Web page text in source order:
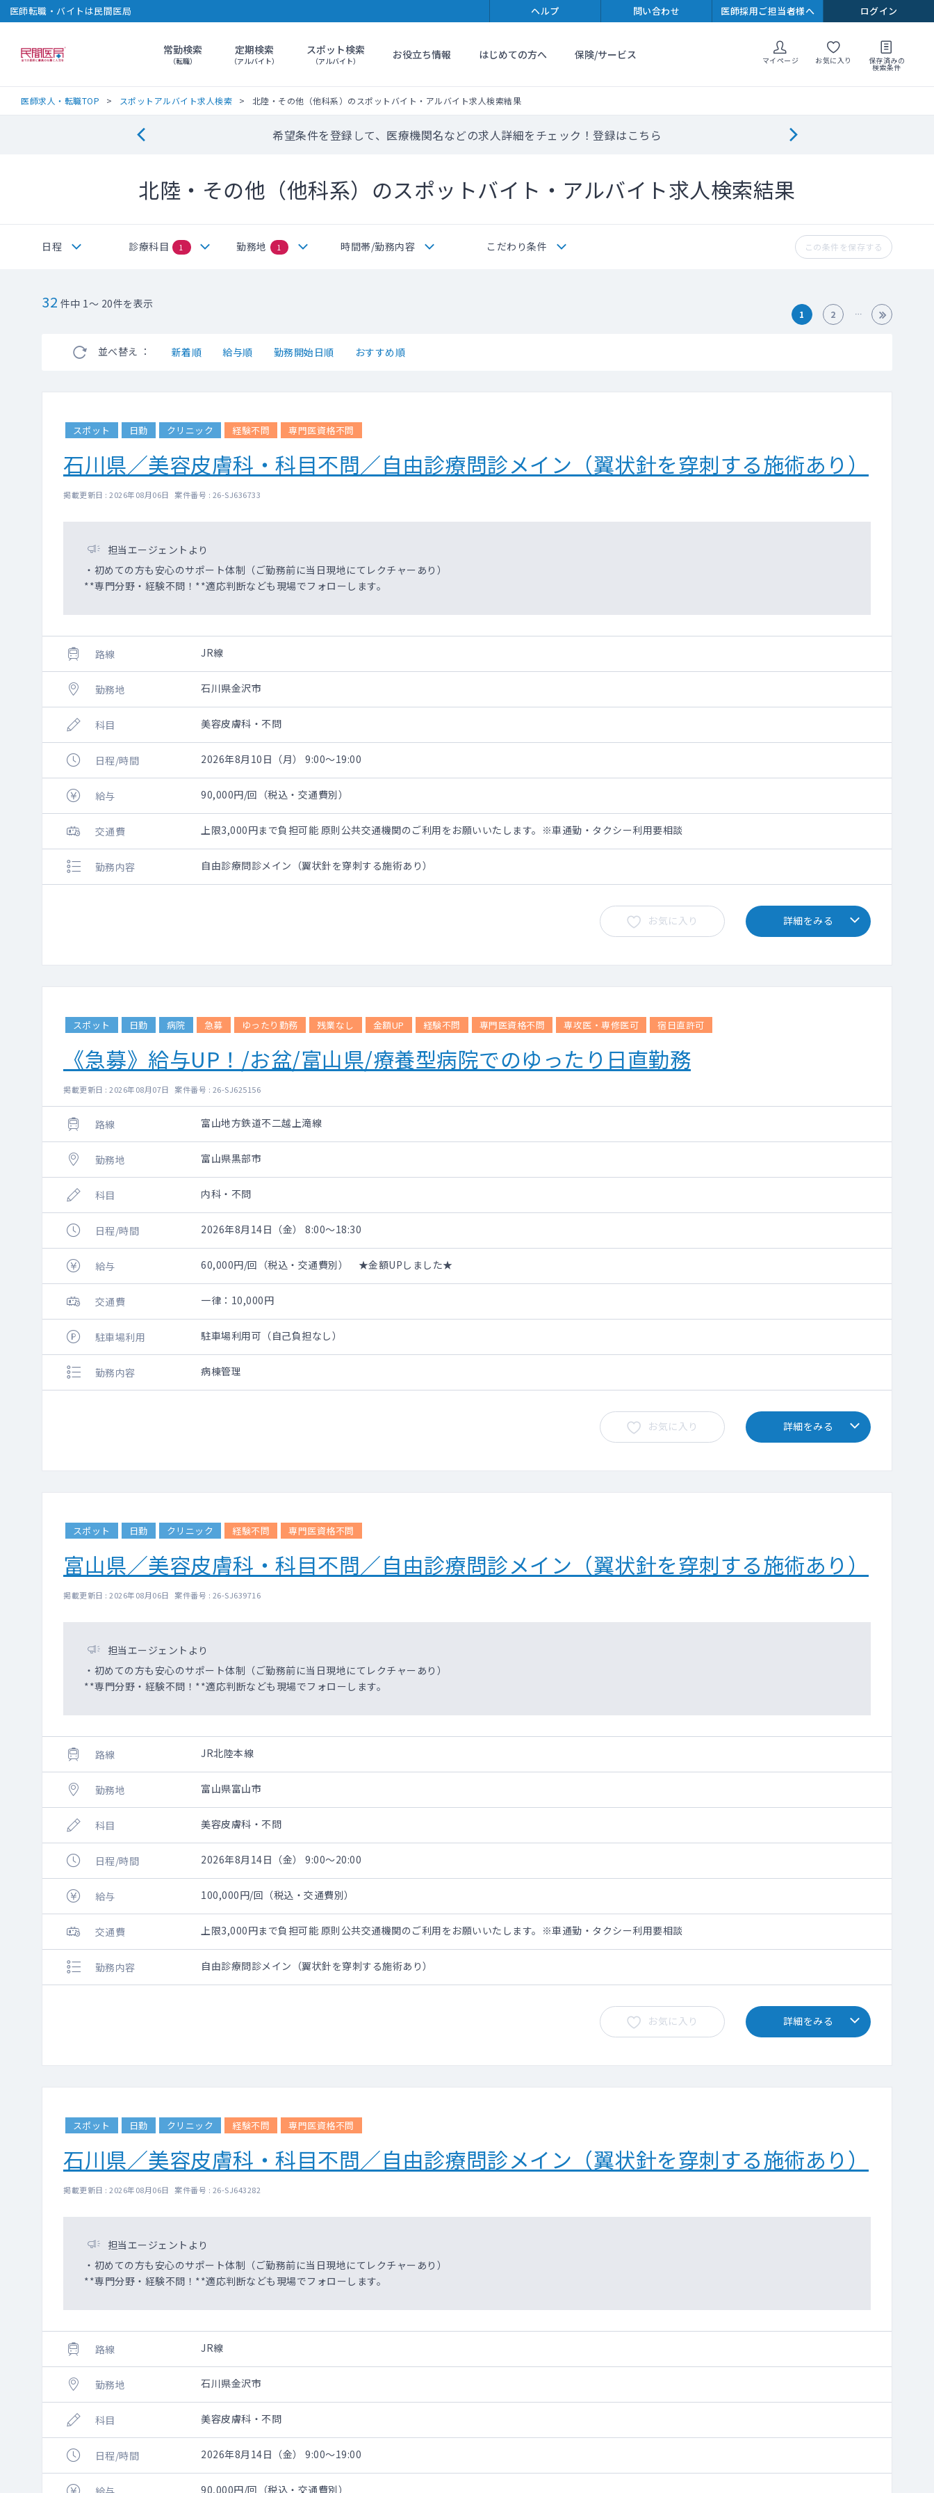
医師転職・バイトは民間医局 ヘルプ 問い合わせ 医師採用ご担当者様へ ログイン
民間医局常勤検索
（転職）
定期検索
（アルバイト）
スポット検索
（アルバイト） お役立ち情報 はじめての方へ 保険/サービス マイページ お気に入り 保存済みの
検索条件
医師求人・転職TOP スポットアルバイト求人検索 北陸・その他（他科系）のスポットバイト・アルバイト求人検索結果
希望条件を登録して、医療機関名などの求人詳細をチェック！登録はこちら
北陸・その他（他科系）のスポットバイト・アルバイト求人検索結果
日程 診療科目 1 勤務地 1 時間帯/勤務内容 こだわり条件 この条件を保存する
32 件中 1～ 20件を表示
並べ替え ： 新着順 給与順 勤務開始日順 おすすめ順
1 2
スポット 日勤 クリニック 経験不問 専門医資格不問
石川県／美容皮膚科・科目不問／自由診療問診メイン（翼状針を穿刺する施術あり）
掲載更新日 : 2026年08月06日 案件番号 : 26-SJ636733
担当エージェントより
・初めての方も安心のサポート体制（ご勤務前に当日現地にてレクチャーあり）
**専門分野・経験不問！**適応判断なども現場でフォローします。
路線 JR線
勤務地 石川県金沢市
科目 美容皮膚科・不問
日程/時間 2026年8月10日（月） 9:00～19:00
給与 90,000円/回（税込・交通費別）
交通費 上限3,000円まで負担可能 原則公共交通機関のご利用をお願いいたします。※車通勤・タクシー利用要相談
勤務内容 自由診療問診メイン（翼状針を穿刺する施術あり）
お気に入り 詳細をみる
スポット 日勤 病院 急募 ゆったり勤務 残業なし 金額UP 経験不問 専門医資格不問 専攻医・専修医可 宿日直許可
《急募》給与UP！/お盆/富山県/療養型病院でのゆったり日直勤務
掲載更新日 : 2026年08月07日 案件番号 : 26-SJ625156
路線 富山地方鉄道不二越上滝線
勤務地 富山県黒部市
科目 内科・不問
日程/時間 2026年8月14日（金） 8:00～18:30
給与 60,000円/回（税込・交通費別） ★金額UPしました★
交通費 一律：10,000円
駐車場利用 駐車場利用可（自己負担なし）
勤務内容 病棟管理
お気に入り 詳細をみる
スポット 日勤 クリニック 経験不問 専門医資格不問
富山県／美容皮膚科・科目不問／自由診療問診メイン（翼状針を穿刺する施術あり）
掲載更新日 : 2026年08月06日 案件番号 : 26-SJ639716
担当エージェントより
・初めての方も安心のサポート体制（ご勤務前に当日現地にてレクチャーあり）
**専門分野・経験不問！**適応判断なども現場でフォローします。
路線 JR北陸本線
勤務地 富山県富山市
科目 美容皮膚科・不問
日程/時間 2026年8月14日（金） 9:00～20:00
給与 100,000円/回（税込・交通費別）
交通費 上限3,000円まで負担可能 原則公共交通機関のご利用をお願いいたします。※車通勤・タクシー利用要相談
勤務内容 自由診療問診メイン（翼状針を穿刺する施術あり）
お気に入り 詳細をみる
スポット 日勤 クリニック 経験不問 専門医資格不問
石川県／美容皮膚科・科目不問／自由診療問診メイン（翼状針を穿刺する施術あり）
掲載更新日 : 2026年08月06日 案件番号 : 26-SJ643282
担当エージェントより
・初めての方も安心のサポート体制（ご勤務前に当日現地にてレクチャーあり）
**専門分野・経験不問！**適応判断なども現場でフォローします。
路線 JR線
勤務地 石川県金沢市
科目 美容皮膚科・不問
日程/時間 2026年8月14日（金） 9:00～19:00
90,000円/回（税込・交通費別）